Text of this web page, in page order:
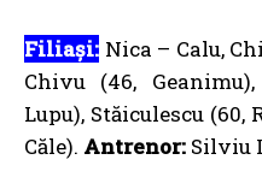
Filiași: Nica – Calu,
Chivu (46,
Lupu), Stăiculescu (60,
Căle). Antrenor: Silviu